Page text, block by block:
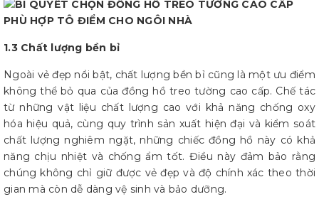
1.3 Chất lượng bền bỉ
Ngoài vẻ đẹp nổi bật, chất lượng bền bỉ cũng là một ưu điểm
không thể bỏ qua của đồng hồ treo tường cao cấp. Chế tác
từ những vật liệu chất lượng cao với khả năng chống oxy
hóa hiệu quả, cùng quy trình sản xuất hiện đại và kiểm soát
chất lượng nghiêm ngặt, những chiếc đồng hồ này có khả
năng chịu nhiệt và chống ẩm tốt. Điều này đảm bảo rằng
chúng không chỉ giữ được vẻ đẹp và độ chính xác theo thời
gian mà còn dễ dàng vệ sinh và bảo dưỡng.